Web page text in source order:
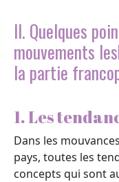
II. Quelques
mouvements
la partie
1. Les
Dans les
pays, toutes les
concepts qui sont